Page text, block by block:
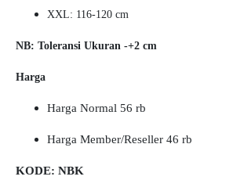
XXL: 116-120 cm
NB: Toleransi Ukuran -+2 cm
Harga
Harga Normal 56 rb
Harga Member/Reseller 46 rb
KODE: NBK